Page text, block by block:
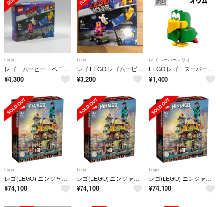
Lego
レゴ ムービー ベニーの宇宙スクワッド 70841 新品未開封
¥4,300
Lego
レゴ LEGO レゴムービー2 70841
¥3,200
レゴ スーパーマリオ
LEGO レゴ スーパーマリオ 71421 より オウム
¥1,400
Lego
レゴ(LEGO) ニンジャゴー ニンジャゴーシティ・ガーデン 71741
¥74,100
Lego
レゴ(LEGO) ニンジャゴー ニンジャゴーシティ・ガーデン 71741
¥74,100
Lego
レゴ(LEGO) ニンジャゴー ニンジャゴーシティ・ガーデン 71741
¥74,100